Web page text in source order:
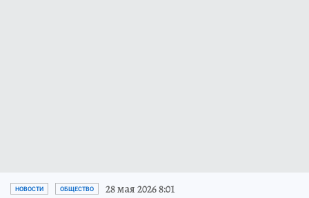
НОВОСТИ ОБЩЕСТВО 28 мая 2026 8:01